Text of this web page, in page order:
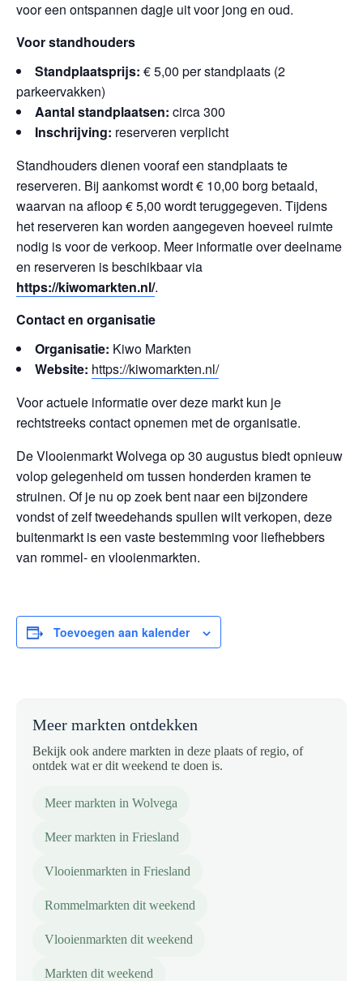
voor een ontspannen dagje uit voor jong en oud.
Voor standhouders
Standplaatsprijs: € 5,00 per standplaats (2
parkeervakken)
Aantal standplaatsen: circa 300
Inschrijving: reserveren verplicht
Standhouders dienen vooraf een standplaats te
reserveren. Bij aankomst wordt € 10,00 borg betaald,
waarvan na afloop € 5,00 wordt teruggegeven. Tijdens
het reserveren kan worden aangegeven hoeveel ruimte
nodig is voor de verkoop. Meer informatie over deelname
en reserveren is beschikbaar via
https://kiwomarkten.nl/.
Contact en organisatie
Organisatie: Kiwo Markten
Website: https://kiwomarkten.nl/
Voor actuele informatie over deze markt kun je
rechtstreeks contact opnemen met de organisatie.
De Vlooienmarkt Wolvega op 30 augustus biedt opnieuw
volop gelegenheid om tussen honderden kramen te
struinen. Of je nu op zoek bent naar een bijzondere
vondst of zelf tweedehands spullen wilt verkopen, deze
buitenmarkt is een vaste bestemming voor liefhebbers
van rommel- en vlooienmarkten.
Toevoegen aan kalender
Meer markten ontdekken
Bekijk ook andere markten in deze plaats of regio, of
ontdek wat er dit weekend te doen is.
Meer markten in Wolvega
Meer markten in Friesland
Vlooienmarkten in Friesland
Rommelmarkten dit weekend
Vlooienmarkten dit weekend
Markten dit weekend